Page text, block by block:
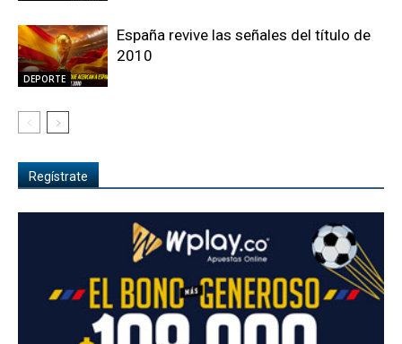
DEPORTE
España revive las señales del título de
2010
Regístrate